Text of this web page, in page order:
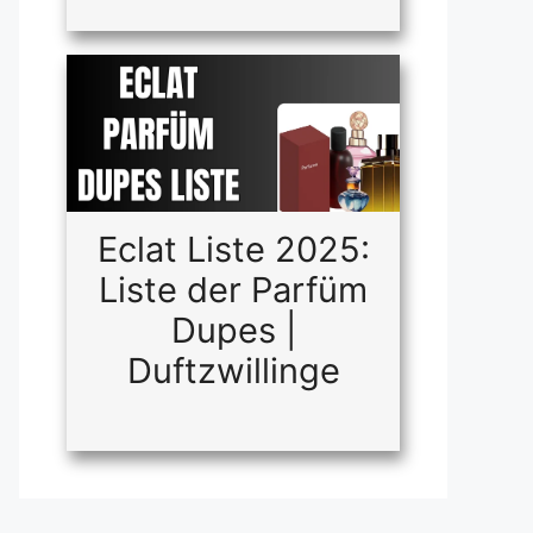
Eclat Liste 2025:
Liste der Parfüm
Dupes |
Duftzwillinge